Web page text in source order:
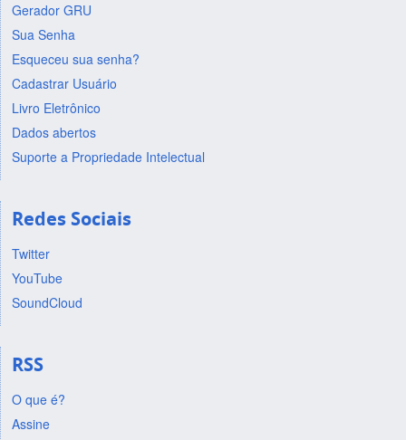
Gerador GRU
Sua Senha
Esqueceu sua senha?
Cadastrar Usuário
Livro Eletrônico
Dados abertos
Suporte a Propriedade Intelectual
Redes Sociais
Twitter
YouTube
SoundCloud
RSS
O que é?
Assine